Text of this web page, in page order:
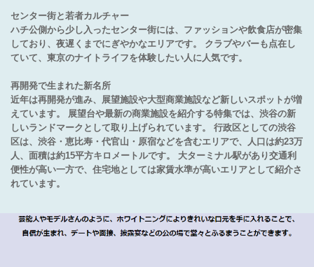
センター街と若者カルチャー
ハチ公側から少し入ったセンター街には、ファッションや飲食店が密集
しており、夜遅くまでにぎやかなエリアです。 クラブやバーも点在し
ていて、東京のナイトライフを体験したい人に人気です。
再開発で生まれた新名所
近年は再開発が進み、展望施設や大型商業施設など新しいスポットが増
えています。 展望台や最新の商業施設を紹介する特集では、渋谷の新
しいランドマークとして取り上げられています。 行政区としての渋谷
区は、渋谷・恵比寿・代官山・原宿などを含むエリアで、人口は約23万
人、面積は約15平方キロメートルです。 大ターミナル駅があり交通利
便性が高い一方で、住宅地としては家賃水準が高いエリアとして紹介さ
れています。